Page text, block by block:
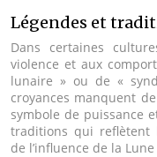
Légendes et
Dans certaines
violence et aux
lunaire » ou de «
croyances manquent
symbole de puissance
traditions qui reflètent
de l’influence de la